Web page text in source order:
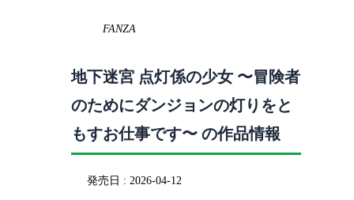
FANZA
地下迷宮 点灯係の少女 〜冒険者
のためにダンジョンの灯りをと
もすお仕事です〜 の作品情報
発売日 : 2026-04-12